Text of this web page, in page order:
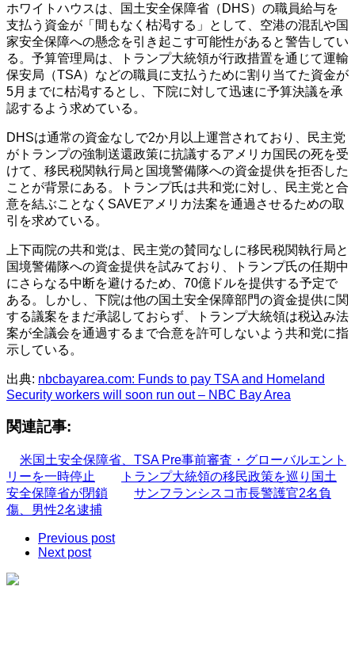
ホワイトハウスは、国土安全保障省（DHS）の職員給与を
支払う資金が「間もなく枯渇する」として、空港の混乱や国
家安全保障への懸念を引き起こす可能性があると警告してい
る。予算管理局は、トランプ大統領が行政措置を通じて運輸
保安局（TSA）などの職員に支払うために割り当てた資金が
5月までに枯渇するとし、下院に対して迅速に予算決議を承
認するよう求めている。
DHSは通常の資金なしで2か月以上運営されており、民主党
がトランプの強制送還政策に抗議するアメリカ国民の死を受
けて、移民税関執行局と国境警備隊への資金提供を拒否した
ことが背景にある。トランプ氏は共和党に対し、民主党と合
意を結ぶことなくSAVEアメリカ法案を通過させるための取
引を求めている。
上下両院の共和党は、民主党の賛同なしに移民税関執行局と
国境警備隊への資金提供を試みており、トランプ氏の任期中
にさらなる中断を避けるため、70億ドルを提供する予定で
ある。しかし、下院は他の国土安全保障部門の資金提供に関
する議案をまだ承認しておらず、トランプ大統領は税込み法
案が全議会を通過するまで合意を許可しないよう共和党に指
示している。
出典: nbcbayarea.com: Funds to pay TSA and Homeland
Security workers will soon run out – NBC Bay Area
関連記事:
米国土安全保障省、TSA Pre事前審査・グローバルエント
リーを一時停止
トランプ大統領の移民政策を巡り国土
安全保障省が閉鎖
サンフランシスコ市長警護官2名負
傷、男性2名逮捕
Previous post
Next post